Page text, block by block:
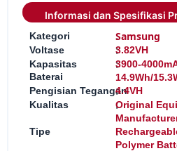
Informasi dan Spesifikasi
Kategori :Samsung
Voltase :3.82VH
Kapasitas
Baterai
:3900-
14.9Wh/
Pengisian Tegangan
:4.4VH
Kualitas
:Original
Tipe
:
Polymer